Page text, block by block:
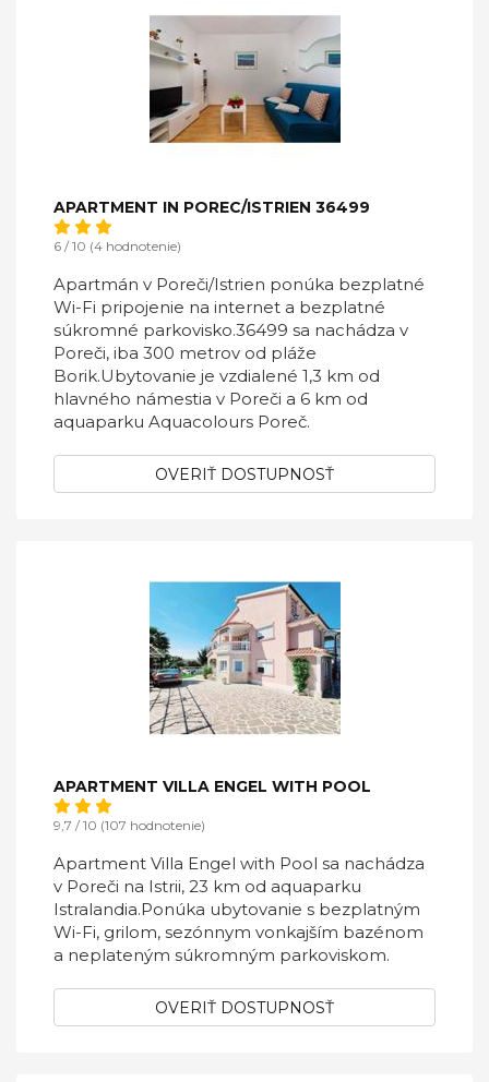
APARTMENT IN POREC/ISTRIEN 36499
6 / 10 (4 hodnotenie)
Apartmán v Poreči/Istrien ponúka bezplatné
Wi-Fi pripojenie na internet a bezplatné
súkromné ​​parkovisko.36499 sa nachádza v
Poreči, iba 300 metrov od pláže
Borik.Ubytovanie je vzdialené 1,3 km od
hlavného námestia v Poreči a 6 km od
aquaparku Aquacolours Poreč.
OVERIŤ DOSTUPNOSŤ
APARTMENT VILLA ENGEL WITH POOL
9,7 / 10 (107 hodnotenie)
Apartment Villa Engel with Pool sa nachádza
v Poreči na Istrii, 23 km od aquaparku
Istralandia.Ponúka ubytovanie s bezplatným
Wi-Fi, grilom, sezónnym vonkajším bazénom
a neplateným súkromným parkoviskom.
OVERIŤ DOSTUPNOSŤ